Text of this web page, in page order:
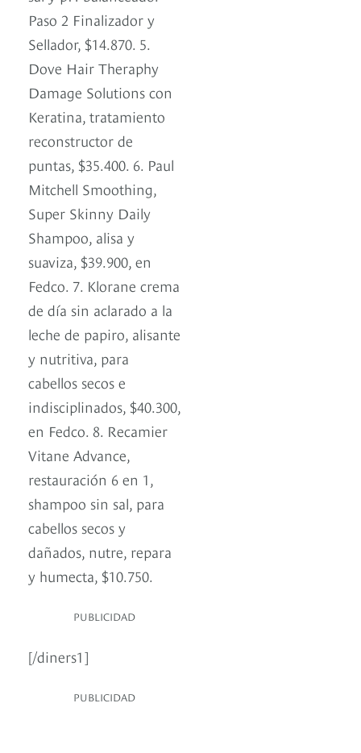
Paso 2 Finalizador y
Sellador, $14.870. 5.
Dove Hair Theraphy
Damage Solutions con
Keratina, tratamiento
reconstructor de
puntas, $35.400. 6. Paul
Mitchell Smoothing,
Super Skinny Daily
Shampoo, alisa y
suaviza, $39.900, en
Fedco. 7. Klorane crema
de día sin aclarado a la
leche de papiro, alisante
y nutritiva, para
cabellos secos e
indisciplinados, $40.300,
en Fedco. 8. Recamier
Vitane Advance,
restauración 6 en 1,
shampoo sin sal, para
cabellos secos y
dañados, nutre, repara
y humecta, $10.750.
PUBLICIDAD
[/diners1]
PUBLICIDAD